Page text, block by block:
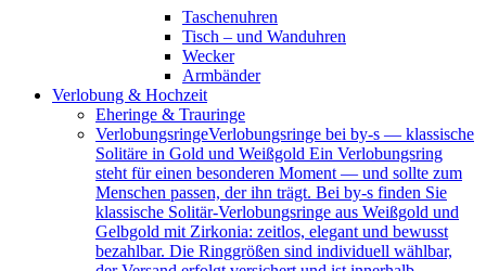
Taschenuhren
Tisch – und Wanduhren
Wecker
Armbänder
Verlobung & Hochzeit
Eheringe & Trauringe
VerlobungsringeVerlobungsringe bei by-s — klassische
Solitäre in Gold und Weißgold Ein Verlobungsring
steht für einen besonderen Moment — und sollte zum
Menschen passen, der ihn trägt. Bei by-s finden Sie
klassische Solitär-Verlobungsringe aus Weißgold und
Gelbgold mit Zirkonia: zeitlos, elegant und bewusst
bezahlbar. Die Ringgrößen sind individuell wählbar,